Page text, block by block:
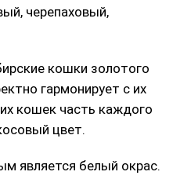
черепаховый,
кошки золотого
гармонирует с их
кошек часть каждого
цвет.
является белый окрас.